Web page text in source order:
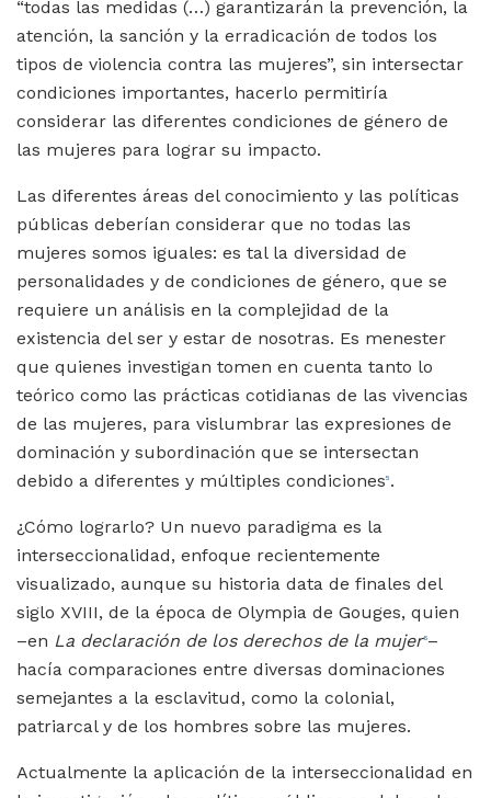
“todas las medidas (…) garantizarán la prevención, la
atención, la sanción y la erradicación de todos los
tipos de violencia contra las mujeres”, sin intersectar
condiciones importantes, hacerlo permitiría
considerar las diferentes condiciones de género de
las mujeres para lograr su impacto.
Las diferentes áreas del conocimiento y las políticas
públicas deberían considerar que no todas las
mujeres somos iguales: es tal la diversidad de
personalidades y de condiciones de género, que se
requiere un análisis en la complejidad de la
existencia del ser y estar de nosotras. Es menester
que quienes investigan tomen en cuenta tanto lo
teórico como las prácticas cotidianas de las vivencias
de las mujeres, para vislumbrar las expresiones de
dominación y subordinación que se intersectan
debido a diferentes y múltiples condiciones5 .
¿Cómo lograrlo? Un nuevo paradigma es la
interseccionalidad, enfoque recientemente
visualizado, aunque su historia data de finales del
siglo XVIII, de la época de Olympia de Gouges, quien
–en La declaración de los derechos de la mujer6–
hacía comparaciones entre diversas dominaciones
semejantes a la esclavitud, como la colonial,
patriarcal y de los hombres sobre las mujeres.
Actualmente la aplicación de la interseccionalidad en